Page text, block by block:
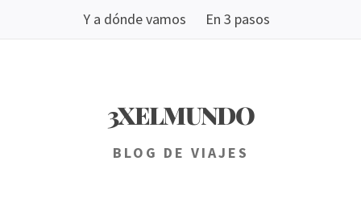
Y a dónde vamos En 3 pasos
3XELMUNDO
BLOG DE VIAJES